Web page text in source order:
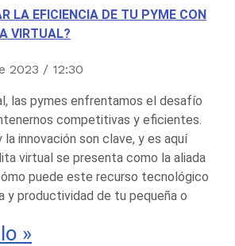
LA EFICIENCIA DE TU PYME CON
VIRTUAL?
2023 12:30
las pymes enfrentamos el desafío
competitivas y eficientes.
la innovación son clave, y es aquí
virtual se presenta como la aliada
puede este recurso tecnológico
y productividad de tu pequeña o
»